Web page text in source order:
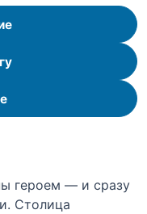
героем — и сразу
Столица